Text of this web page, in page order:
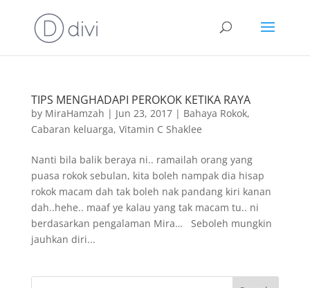
TIPS MENGHADAPI PEROKOK KETIKA RAYA
by MiraHamzah | Jun 23, 2017| Bahaya Rokok,
Cabaran keluarga, Vitamin C Shaklee
Nanti bila balik beraya ni.. ramailah orang yang
puasa rokok sebulan, kita boleh nampak dia hisap
rokok macam dah tak boleh nak pandang kiri kanan
dah..hehe.. maaf ye kalau yang tak macam tu.. ni
berdasarkan pengalaman Mira… Seboleh mungkin
jauhkan diri...